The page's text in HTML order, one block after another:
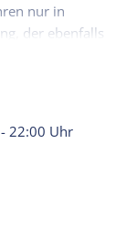
nur in
der ebenfalls
ab 14:00 Uhr
in der
- 22:00 Uhr